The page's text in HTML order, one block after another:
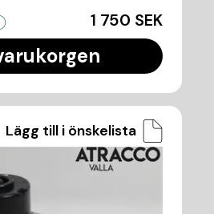
1 750 SEK
Lägg till i önskelista